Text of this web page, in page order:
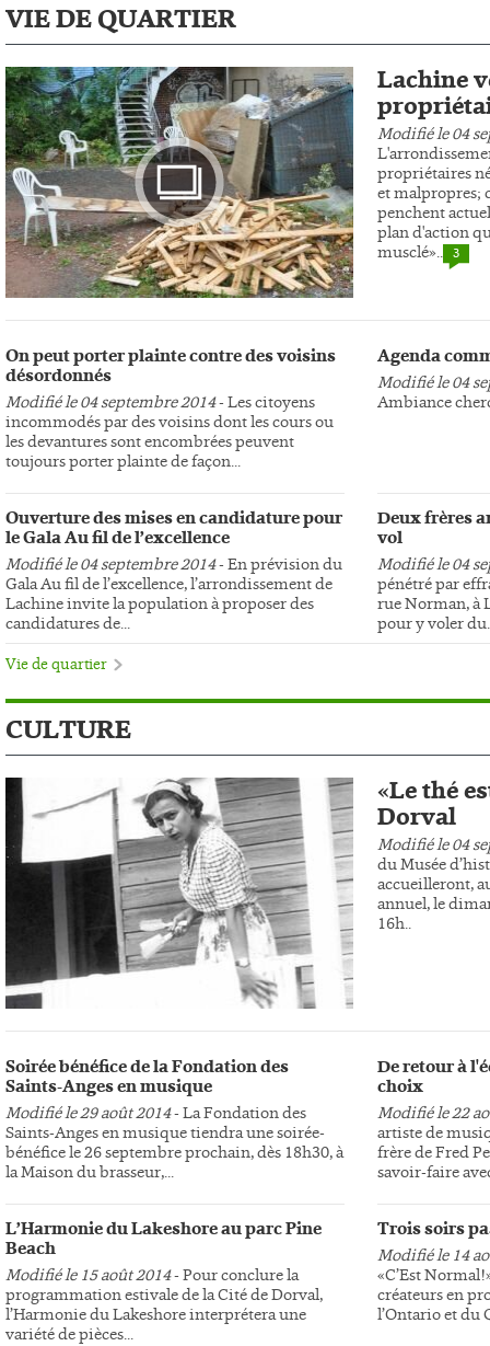
VIE DE QUARTIER
Lachine
Modifié le 04
propriétaires
et malpropres;
penchent
plan d'action
musclé».. 3
Photo
On peut porter plainte contre des voisins
désordonnés
Modifié le 04 septembre 2014- Les citoyens
incommodés par des voisins dont les cours ou
les devantures sont encombrées peuvent
toujours porter plainte de façon...
Ouverture des mises en candidature pour
le Gala Au fil de l’excellence
Modifié le 04 septembre 2014- En prévision du
Gala Au fil de l’excellence, l’arrondissement de
Lachine invite la population à proposer des
candidatures de...
Agenda
Modifié le 04
Ambiance
Deux frères
vol
Modifié le 04
pénétré par
rue Norman, à
pour y voler
Vie de quartier
CULTURE
«Le thé
Dorval
Modifié le 04
du Musée
accueilleront,
annuel, le
16h..
Soirée bénéfice de la Fondation des
Saints-Anges en musique
Modifié le 29 août 2014- La Fondation des
Saints-Anges en musique tiendra une soirée-
bénéfice le 26 septembre prochain, dès 18h30, à
la Maison du brasseur,...
L’Harmonie du Lakeshore au parc Pine
Beach
Modifié le 15 août 2014- Pour conclure la
programmation estivale de la Cité de Dorval,
l’Harmonie du Lakeshore interprétera une
variété de pièces...
De retour à
choix
Modifié le 22
artiste de
frère de Fred
savoir-faire
Trois soirs
Modifié le 14
«C’Est
créateurs en
l’Ontario et du